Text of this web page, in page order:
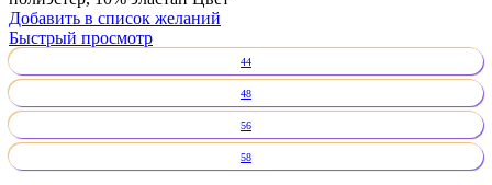
Добавить в список желаний
Быстрый просмотр
44
48
56
58